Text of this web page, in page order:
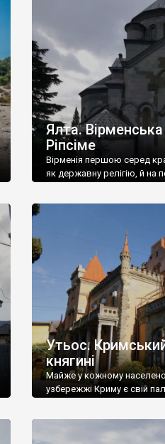
називаються
виробляє відмінне вино
легке біле і дуже […]
Ялта.
Ріпсіме
Вірменія першою серед
як державну релігію, й на
Утьос.
княгині
Майже у кожному
узбережжі Криму є свій